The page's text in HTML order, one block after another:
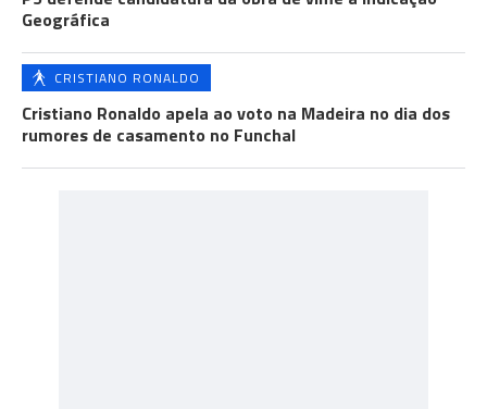
Geográfica
CRISTIANO RONALDO
Cristiano Ronaldo apela ao voto na Madeira no dia dos
rumores de casamento no Funchal